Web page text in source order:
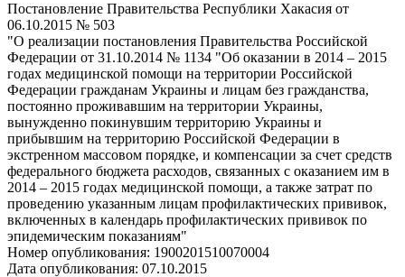
Постановление Правительства Республики Хакасия от
06.10.2015 № 503
"О реализации постановления Правительства Российской
Федерации от 31.10.2014 № 1134 "Об оказании в 2014 – 2015
годах медицинской помощи на территории Российской
Федерации гражданам Украины и лицам без гражданства,
постоянно проживавшим на территории Украины,
вынужденно покинувшим территорию Украины и
прибывшим на территорию Российской Федерации в
экстренном массовом порядке, и компенсации за счет средств
федерального бюджета расходов, связанных с оказанием им в
2014 – 2015 годах медицинской помощи, а также затрат по
проведению указанным лицам профилактических прививок,
включенных в календарь профилактических прививок по
эпидемическим показаниям"
Номер опубликования: 1900201510070004
Дата опубликования: 07.10.2015